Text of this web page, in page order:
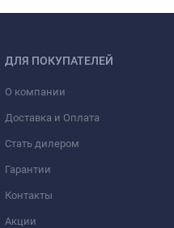
ДЛЯ ПОКУПАТЕЛЕЙ
О компании
Доставка и Оплата
Стать дилером
Гарантии
Контакты
Акции